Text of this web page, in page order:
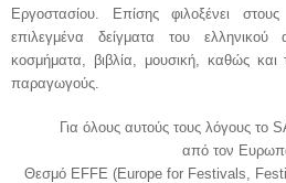
Εργοστασίου. Επίσης φιλοξένει
επιλεγμένα δείγματα του
κοσμήματα, βιβλία, μουσική, καθώς και
παραγωγούς.
Για όλους αυτούς τους λόγους το
από τον
Θεσμό EFFE (Europe for Festivals